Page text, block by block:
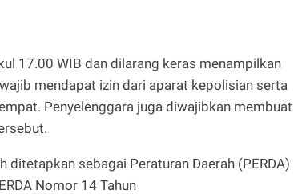
17.00 WIB dan dilarang keras menampilkan
mendapat izin dari aparat kepolisian serta
Penyelenggara juga diwajibkan membuat
sebagai Peraturan Daerah (PERDA)
Nomor 14 Tahun